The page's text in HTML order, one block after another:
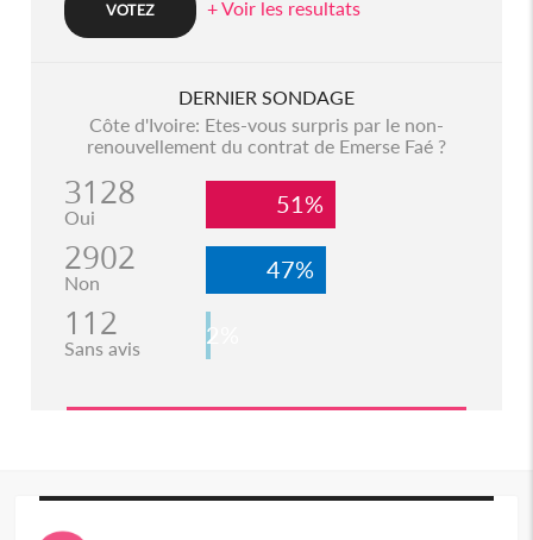
+ Voir les resultats
DERNIER SONDAGE
Côte d'Ivoire: Etes-vous surpris par le non-
renouvellement du contrat de Emerse Faé ?
3128
Oui 51%
2902
Non 47%
112
Sans avis 2%